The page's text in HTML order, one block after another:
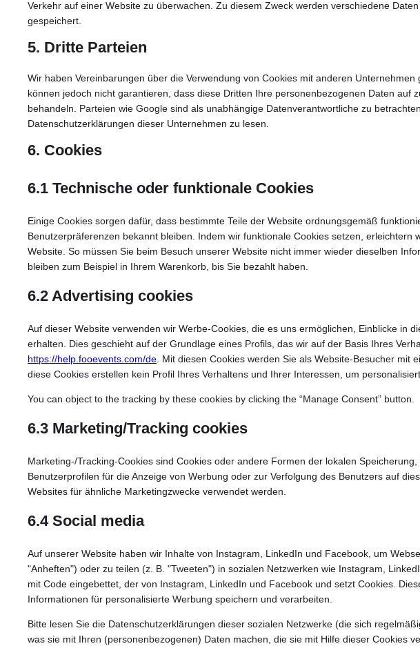
Verkehr auf einer Website zu überwachen. Zu diesem Zweck werden verschiedene
gespeichert.
5. Dritte Parteien
Wir haben Vereinbarungen über die Verwendung von Cookies mit anderen
können jedoch nicht garantieren, dass diese Dritten Ihre personenbezogenen Daten auf
behandeln. Parteien wie Google sind als unabhängige Datenverantwortliche zu
Datenschutzerklärungen dieser Unternehmen zu lesen.
6. Cookies
6.1 Technische oder funktionale Cookies
Einige Cookies sorgen dafür, dass bestimmte Teile der Website ordnungsgemäß
Benutzerpräferenzen bekannt bleiben. Indem wir funktionale Cookies setzen, erleichtern
Website. So müssen Sie beim Besuch unserer Website nicht immer wieder dieselben
bleiben zum Beispiel in Ihrem Warenkorb, bis Sie bezahlt haben.
6.2 Advertising cookies
Auf dieser Website verwenden wir Werbe-Cookies, die es uns ermöglichen, Einblicke in
erhalten. Dies geschieht auf der Grundlage eines Profils, das wir auf der Basis Ihres
https://help.fooevents.com/de. Mit diesen Cookies werden Sie als Website-Besucher mit
diese Cookies erstellen kein Profil Ihres Verhaltens und Ihrer Interessen, um
You can object to the tracking by these cookies by clicking the “Manage Consent” button.
6.3 Marketing/Tracking cookies
Marketing-/Tracking-Cookies sind Cookies oder andere Formen der lokalen
Benutzerprofilen für die Anzeige von Werbung oder zur Verfolgung des Benutzers auf
Websites für ähnliche Marketingzwecke verwendet werden.
6.4 Social media
Auf unserer Website haben wir Inhalte von Instagram, LinkedIn und Facebook, um
"Anheften") oder zu teilen (z. B. "Tweeten") in sozialen Netzwerken wie Instagram,
mit Code eingebettet, der von Instagram, LinkedIn und Facebook und setzt Cookies.
Informationen für personalisierte Werbung speichern und verarbeiten.
Bitte lesen Sie die Datenschutzerklärungen dieser sozialen Netzwerke (die sich
was sie mit Ihren (personenbezogenen) Daten machen, die sie mit Hilfe dieser Cookies